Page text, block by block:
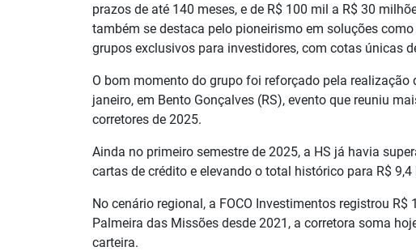
prazos de até 140 meses, e de R$ 100 mil a R$ 30
também se destaca pelo pioneirismo em soluções
grupos exclusivos para investidores, com cotas únicas
O bom momento do grupo foi reforçado pela realização
janeiro, em Bento Gonçalves (RS), evento que reuniu
corretores de 2025.
Ainda no primeiro semestre de 2025, a HS já havia
cartas de crédito e elevando o total histórico para R$
No cenário regional, a FOCO Investimentos registrou
Palmeira das Missões desde 2021, a corretora soma
carteira.